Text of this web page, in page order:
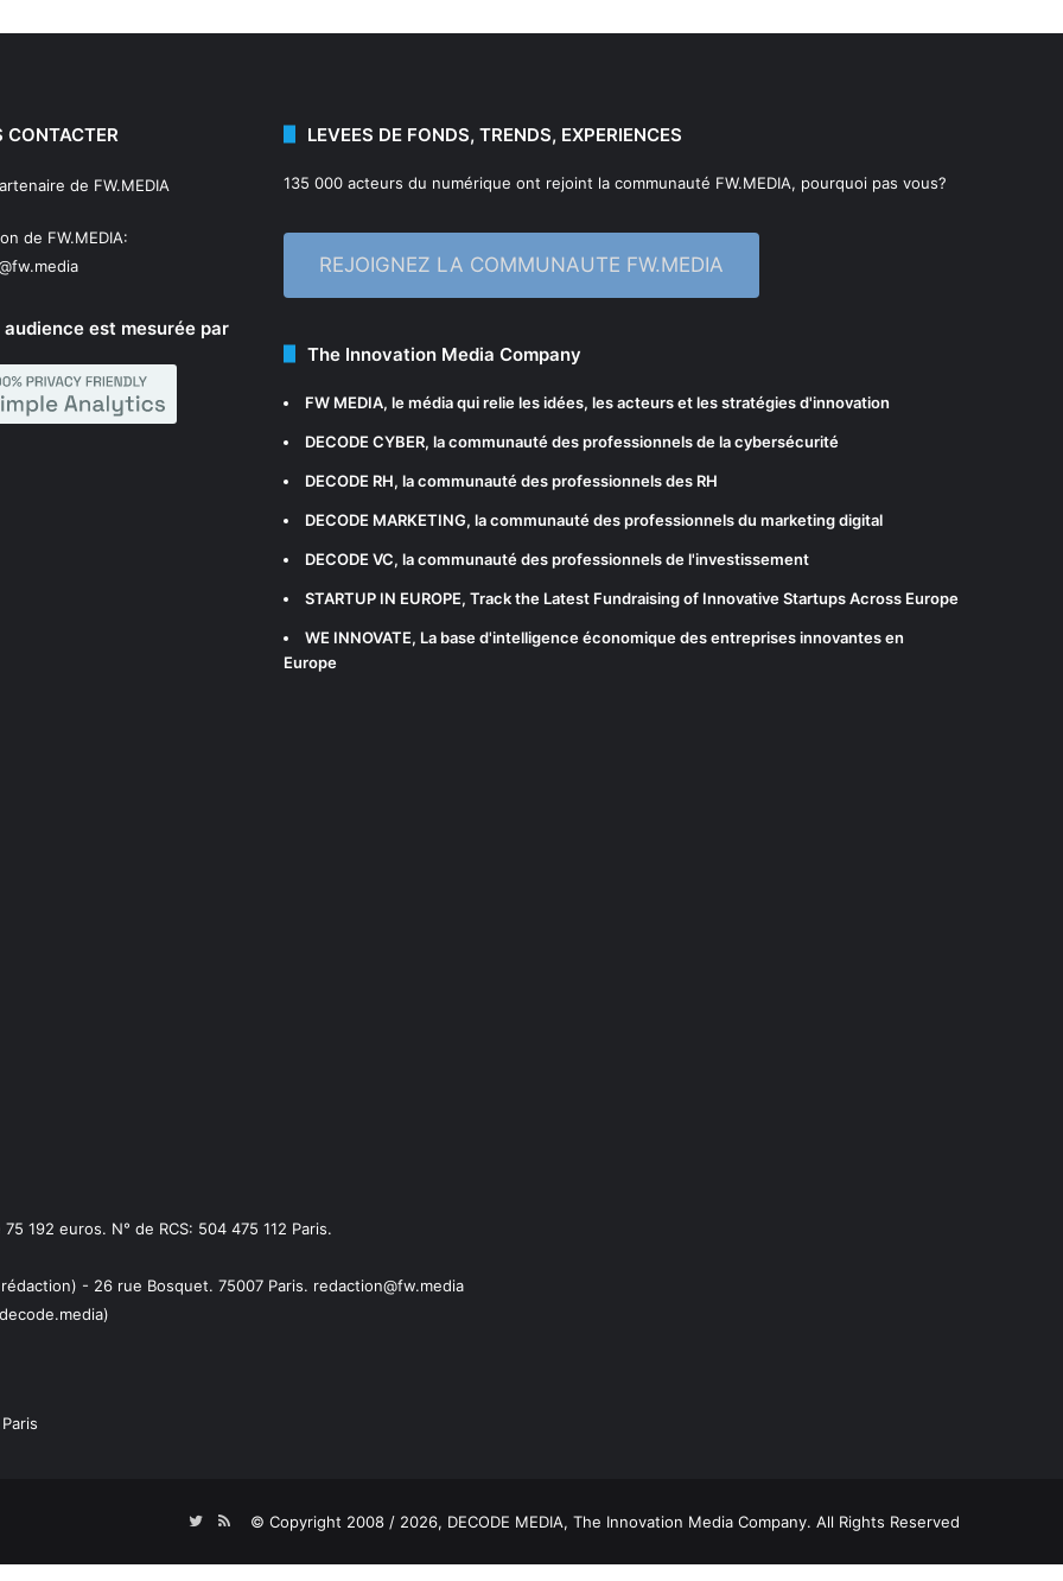
CONTACTER
de FW.MEDIA
de FW.MEDIA:
audience est mesurée par
LEVEES DE FONDS, TRENDS, EXPERIENCES
135 000 acteurs du numérique ont rejoint la communauté FW.MEDIA, pourquoi pas vous?
REJOIGNEZ LA COMMUNAUTE FW.MEDIA
The Innovation Media Company
FW MEDIA, le média qui relie les idées, les acteurs et les stratégies d'innovation
DECODE CYBER, la communauté des professionnels de la cybersécurité
DECODE RH, la communauté des professionnels des RH
DECODE MARKETING, la communauté des professionnels du marketing digital
DECODE VC, la communauté des professionnels de l'investissement
STARTUP IN EUROPE, Track the Latest Fundraising of Innovative Startups Across Europe
WE INNOVATE, La base d'intelligence économique des entreprises innovantes en
Europe
192 euros. N° de RCS: 504 475 112 Paris.
- 26 rue Bosquet. 75007 Paris. redaction@fw.media
© Copyright 2008 / 2026, DECODE MEDIA, The Innovation Media Company. All Rights Reserved
Twitter
RSS